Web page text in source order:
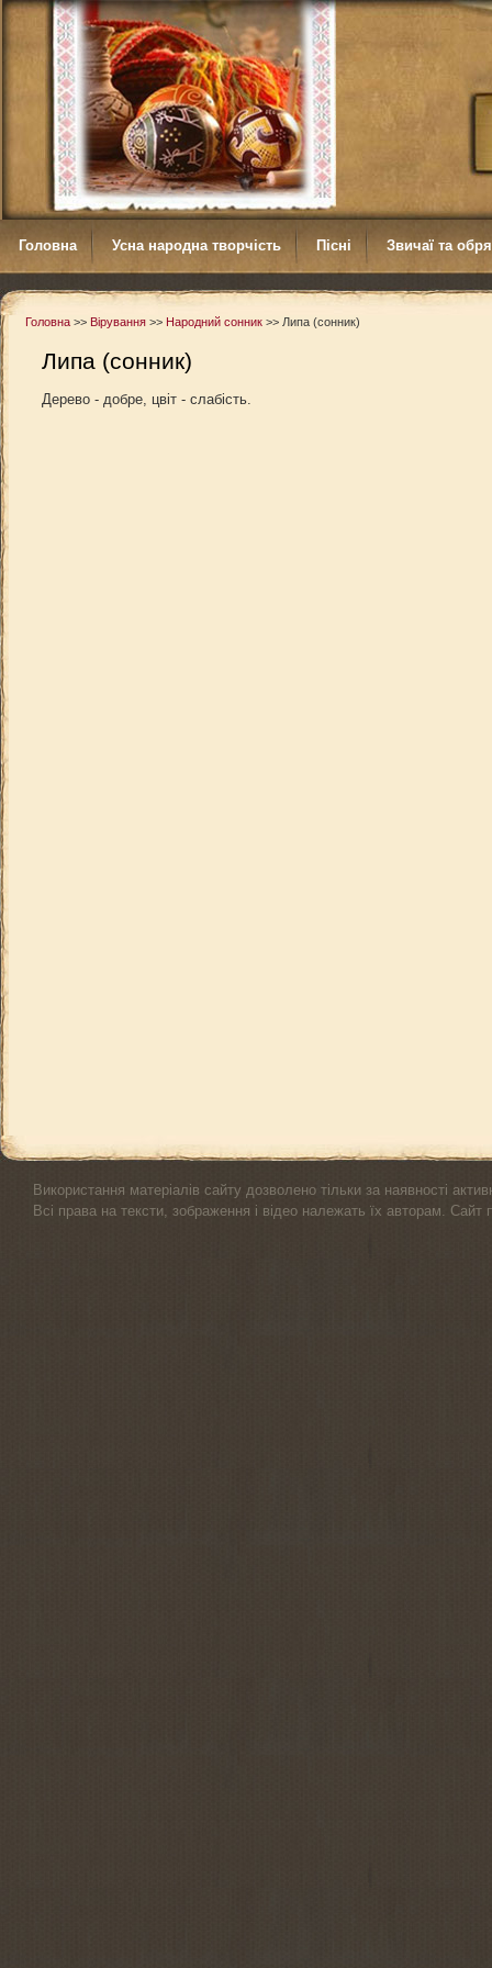
Головна Усна народна творчість Пісні Звичаї та
Головна >> Вірування >> Народний сонник >> Липа (сонник)
Липа (сонник)
Дерево - добре, цвіт - слабість.
Використання матеріалів сайту дозволено тільки за наявності
Всі права на тексти, зображення і відео належать їх авторам.